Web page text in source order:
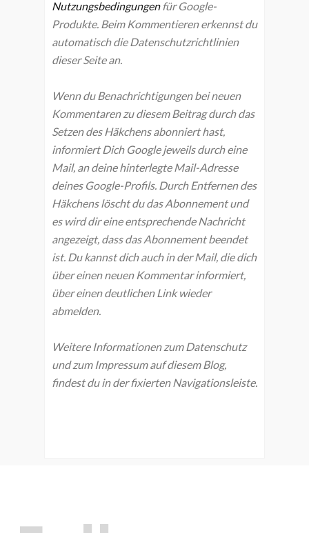
Nutzungsbedingungenfür Google-
Produkte. Beim Kommentieren erkennst du
automatisch die Datenschutzrichtlinien
dieser Seite an.
Wenn du Benachrichtigungen bei neuen
Kommentaren zu diesem Beitrag durch das
Setzen des Häkchens abonniert hast,
informiert Dich Google jeweils durch eine
Mail, an deine hinterlegte Mail-Adresse
deines Google-Profils. Durch Entfernen des
Häkchens löscht du das Abonnement und
es wird dir eine entsprechende Nachricht
angezeigt, dass das Abonnement beendet
ist. Du kannst dich auch in der Mail, die dich
über einen neuen Kommentar informiert,
über einen deutlichen Link wieder
abmelden.
Weitere Informationen zum Datenschutz
und zum Impressum auf diesem Blog,
findest du in der fixierten Navigationsleiste.